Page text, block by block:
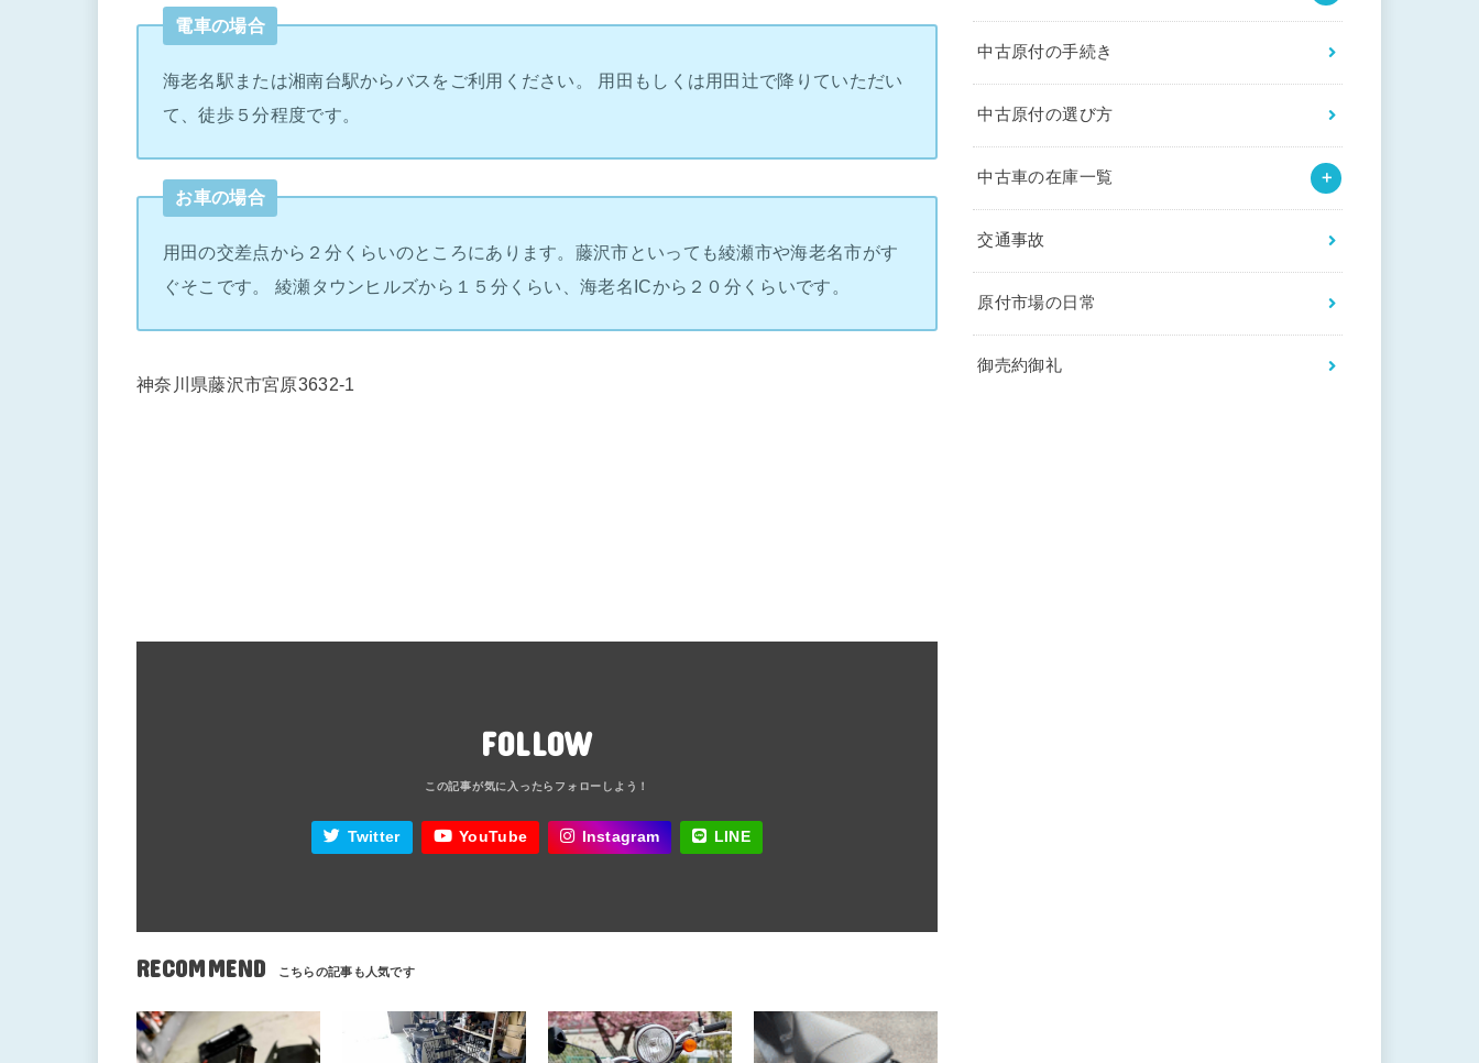
電車の場合
海老名駅または湘南台駅からバスをご利用ください。 用田もしくは用田辻で降りていただい
て、徒歩５分程度です。
お車の場合
用田の交差点から２分くらいのところにあります。藤沢市といっても綾瀬市や海老名市がす
ぐそこです。 綾瀬タウンヒルズから１５分くらい、海老名ICから２０分くらいです。
神奈川県藤沢市宮原3632-1
FOLLOW
Twitter YouTube Instagram LINE
RECOMMEND
中古原付の手続き
中古原付の選び方
中古車の在庫一覧
交通事故
原付市場の日常
御売約御礼